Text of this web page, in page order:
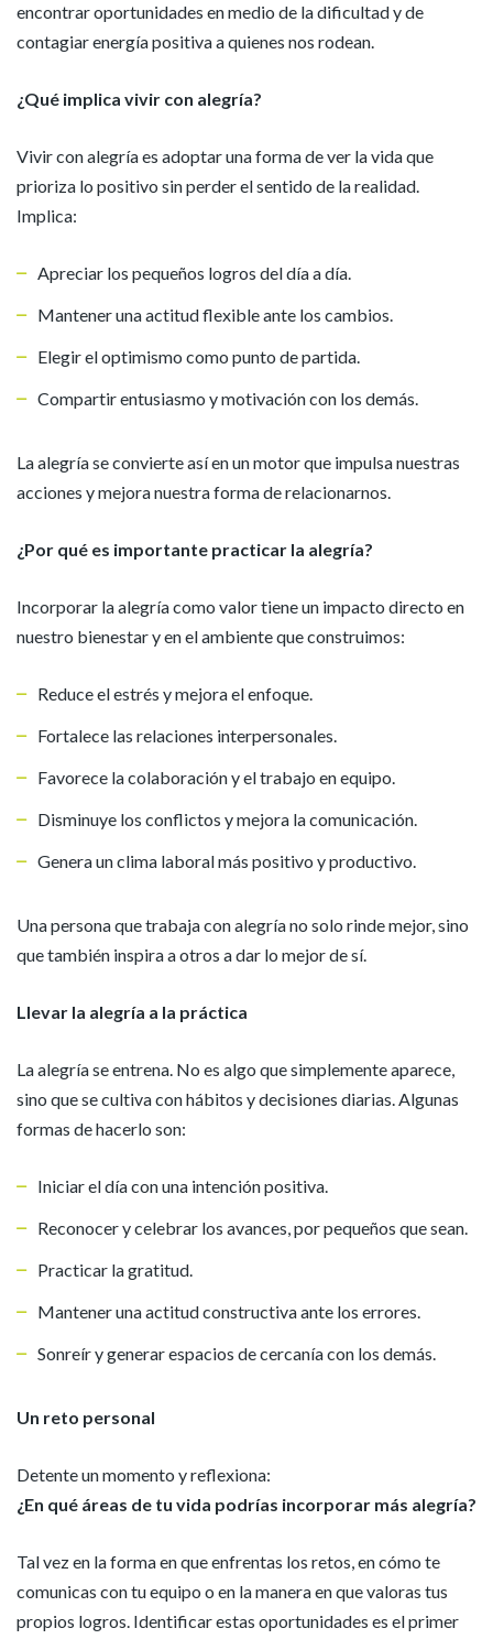
encontrar oportunidades en medio de la dificultad y de
contagiar energía positiva a quienes nos rodean.
¿Qué implica vivir con alegría?
Vivir con alegría es adoptar una forma de ver la vida que
prioriza lo positivo sin perder el sentido de la realidad.
Implica:
Apreciar los pequeños logros del día a día.
Mantener una actitud flexible ante los cambios.
Elegir el optimismo como punto de partida.
Compartir entusiasmo y motivación con los demás.
La alegría se convierte así en un motor que impulsa nuestras
acciones y mejora nuestra forma de relacionarnos.
¿Por qué es importante practicar la alegría?
Incorporar la alegría como valor tiene un impacto directo en
nuestro bienestar y en el ambiente que construimos:
Reduce el estrés y mejora el enfoque.
Fortalece las relaciones interpersonales.
Favorece la colaboración y el trabajo en equipo.
Disminuye los conflictos y mejora la comunicación.
Genera un clima laboral más positivo y productivo.
Una persona que trabaja con alegría no solo rinde mejor, sino
que también inspira a otros a dar lo mejor de sí.
Llevar la alegría a la práctica
La alegría se entrena. No es algo que simplemente aparece,
sino que se cultiva con hábitos y decisiones diarias. Algunas
formas de hacerlo son:
Iniciar el día con una intención positiva.
Reconocer y celebrar los avances, por pequeños que sean.
Practicar la gratitud.
Mantener una actitud constructiva ante los errores.
Sonreír y generar espacios de cercanía con los demás.
Un reto personal
Detente un momento y reflexiona:
¿En qué áreas de tu vida podrías incorporar más alegría?
Tal vez en la forma en que enfrentas los retos, en cómo te
comunicas con tu equipo o en la manera en que valoras tus
propios logros. Identificar estas oportunidades es el primer